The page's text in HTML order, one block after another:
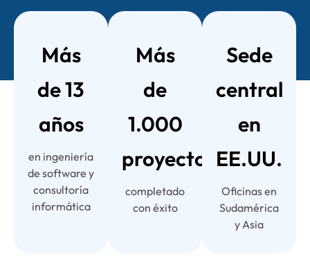
Más
de 13
años
en ingeniería
de software y
consultoría
informática
Más
de
1.000
proyectos
completado
con éxito
Sede
central
en
EE.UU.
Oficinas en
Sudamérica
y Asia